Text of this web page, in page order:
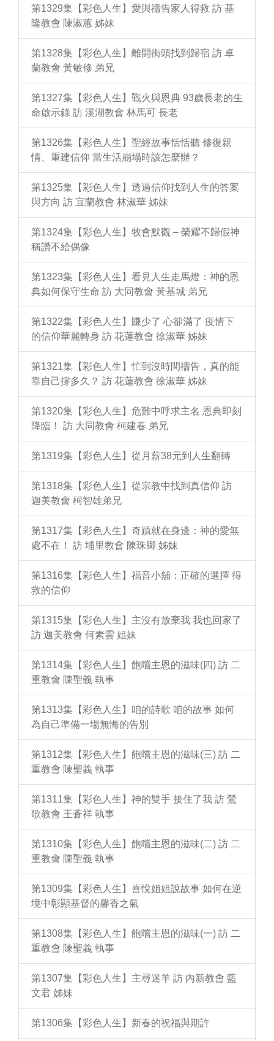
第1329集【彩色人生】愛與禱告家人得救 訪 基
隆教會 陳淑蕙 姊妹
第1328集【彩色人生】離開街頭找到歸宿 訪 卓
蘭教會 黃敏修 弟兄
第1327集【彩色人生】戰火與恩典 93歲長老的生
命啟示錄 訪 溪湖教會 林馬可 長老
第1326集【彩色人生】聖經故事恬恬聽 修復親
情、重建信仰 當生活崩塌時該怎麼辦？
第1325集【彩色人生】透過信仰找到人生的答案
與方向 訪 宜蘭教會 林淑華 姊妹
第1324集【彩色人生】牧會默觀 – 榮耀不歸假神
稱讚不給偶像
第1323集【彩色人生】看見人生走馬燈：神的恩
典如何保守生命 訪 大同教會 黃基城 弟兄
第1322集【彩色人生】賺少了 心卻滿了 疫情下
的信仰華麗轉身 訪 花蓮教會 徐淑華 姊妹
第1321集【彩色人生】忙到沒時間禱告，真的能
靠自己撐多久？ 訪 花蓮教會 徐淑華 姊妹
第1320集【彩色人生】危難中呼求主名 恩典即刻
降臨！ 訪 大同教會 柯建春 弟兄
第1319集【彩色人生】從月薪38元到人生翻轉
第1318集【彩色人生】從宗教中找到真信仰 訪
迦美教會 柯智雄弟兄
第1317集【彩色人生】奇蹟就在身邊：神的愛無
處不在！ 訪 埔里教會 陳珠卿 姊妹
第1316集【彩色人生】福音小舖：正確的選擇 得
救的信仰
第1315集【彩色人生】主沒有放棄我 我也回家了
訪 迦美教會 何素雲 姐妹
第1314集【彩色人生】飽嚐主恩的滋味(四) 訪 二
重教會 陳聖義 執事
第1313集【彩色人生】咱的詩歌 咱的故事 如何
為自己準備一場無悔的告別
第1312集【彩色人生】飽嚐主恩的滋味(三) 訪 二
重教會 陳聖義 執事
第1311集【彩色人生】神的雙手 接住了我 訪 鶯
歌教會 王蒼祥 執事
第1310集【彩色人生】飽嚐主恩的滋味(二) 訪 二
重教會 陳聖義 執事
第1309集【彩色人生】喜悅姐姐說故事 如何在逆
境中彰顯基督的馨香之氣
第1308集【彩色人生】飽嚐主恩的滋味(一) 訪 二
重教會 陳聖義 執事
第1307集【彩色人生】主尋迷羊 訪 內新教會 藍
文君 姊妹
第1306集【彩色人生】新春的祝福與期許